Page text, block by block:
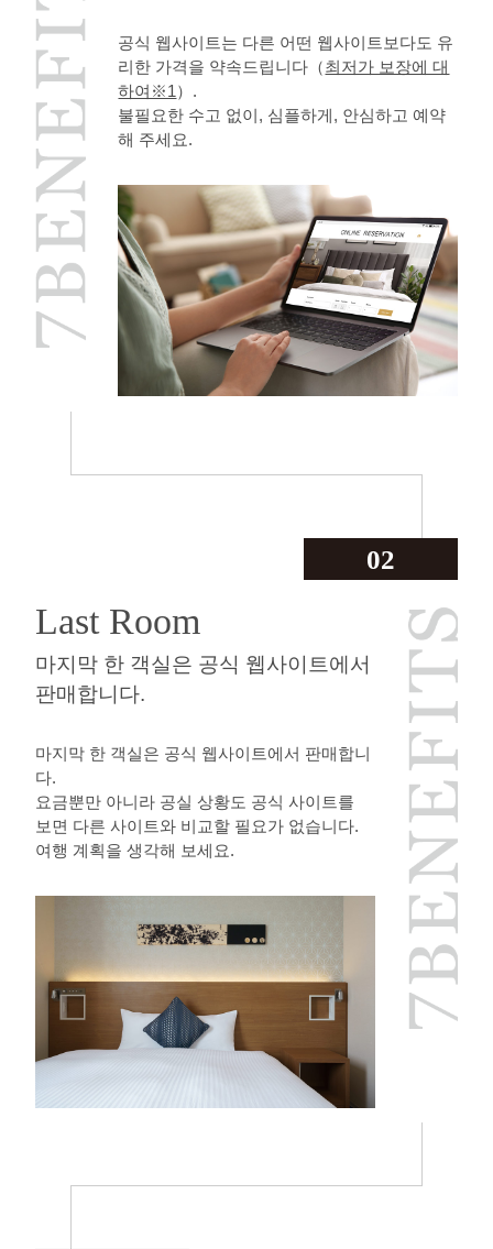
공식 웹사이트는 다른 어떤 웹사이트보다도 유
리한 가격을 약속드립니다（최저가 보장에 대
하여※1 ）.
불필요한 수고 없이, 심플하게, 안심하고 예약
해 주세요.
02
Last Room
마지막 한 객실은 공식 웹사이트에서
판매합니다.
마지막 한 객실은 공식 웹사이트에서 판매합니
다.
요금뿐만 아니라 공실 상황도 공식 사이트를
보면 다른 사이트와 비교할 필요가 없습니다.
여행 계획을 생각해 보세요.